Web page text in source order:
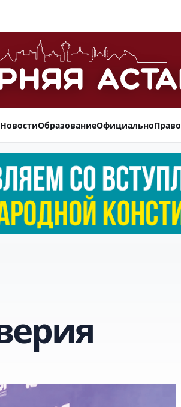
НовостиОбразованиеОфициально